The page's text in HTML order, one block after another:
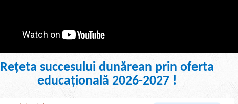
Rețeta succesului dunărean prin oferta
educațională 2026-2027 !